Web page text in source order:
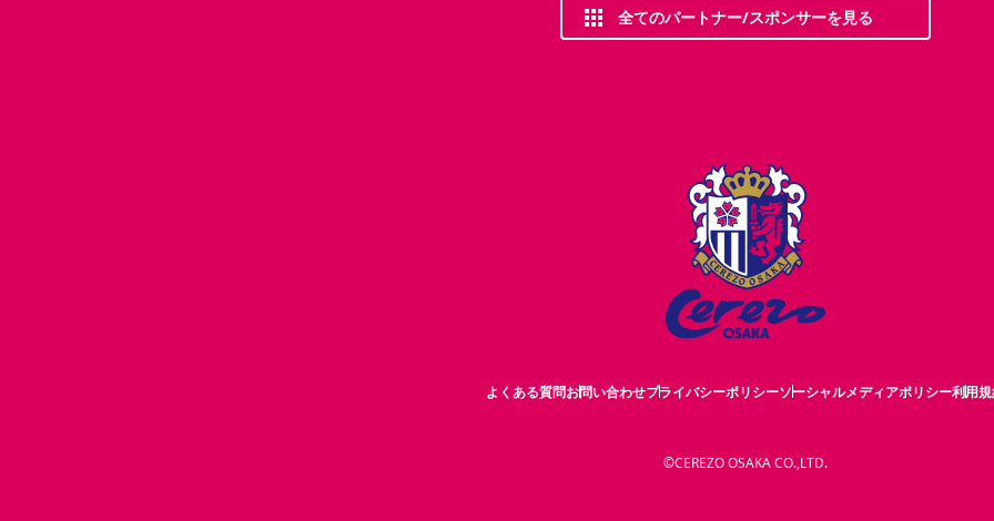
全てのパートナー/スポンサーを見る
よくある質問お問い合わせプライバシーポリシーソーシャルメディアポリシー利用
©CEREZO OSAKA CO.,LTD.